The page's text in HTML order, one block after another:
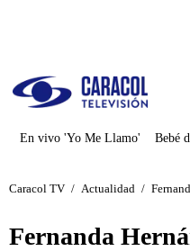
En vivo 'Yo Me Llamo' Bebé
Caracol TV / Actualidad /
Fernanda